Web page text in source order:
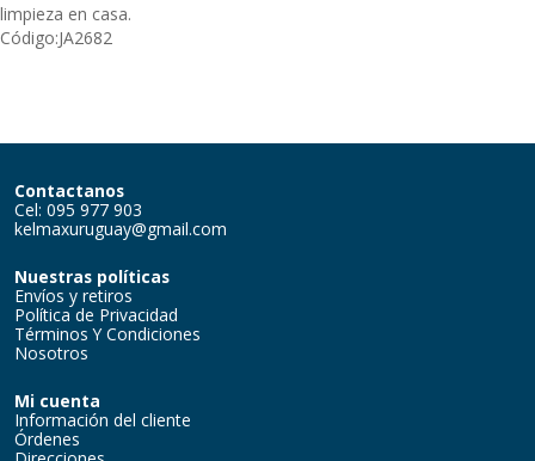
limpieza en casa.
Código:JA2682
Contactanos
Cel: 095 977 903
kelmaxuruguay@gmail.com
Nuestras políticas
Envíos y retiros
Política de Privacidad
Términos Y Condiciones
Nosotros
Mi cuenta
Información del cliente
Órdenes